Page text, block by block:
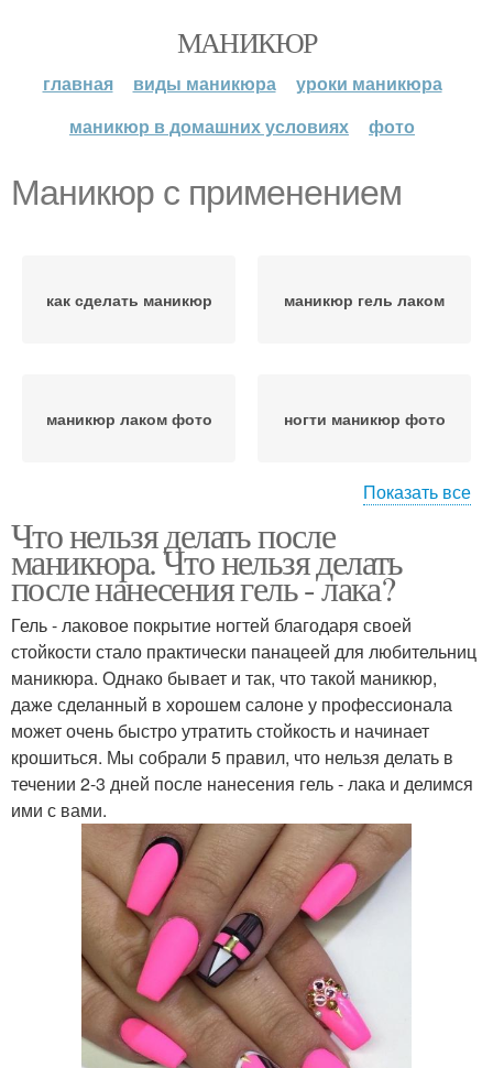
МАНИКЮР
главная виды маникюра
уроки маникюра
маникюр в домашних условиях
фото
Маникюр с применением
как сделать маникюр маникюр гель лаком
маникюр лаком фото ногти маникюр фото
мастер маникюра красивый маникюр
Мокрый маникюр
Показать все
Что нельзя делать после
маникюра. Что нельзя делать
после нанесения гель - лака?
Гель - лаковое покрытие ногтей благодаря своей
стойкости стало практически панацеей для любительниц
маникюра. Однако бывает и так, что такой маникюр,
даже сделанный в хорошем салоне у профессионала
может очень быстро утратить стойкость и начинает
крошиться. Мы собрали 5 правил, что нельзя делать в
течении 2-3 дней после нанесения гель - лака и делимся
ими с вами.